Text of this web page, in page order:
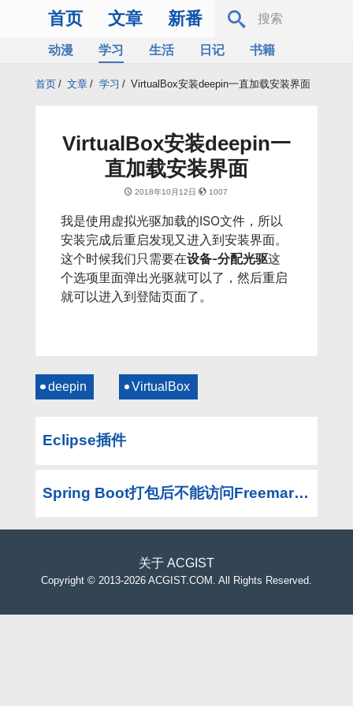
首页 文章 新番
动漫 学习 生活 日记
书籍
首页 / 文章 / 学习 / VirtualBox安装deepin一直加载安装界面
VirtualBox安装deepin一
直加载安装界面
2018年10月12日 1007
我是使用虚拟光驱加载的ISO文件，所以
安装完成后重启发现又进入到安装界面。
这个时候我们只需要在设备-分配光驱这
个选项里面弹出光驱就可以了，然后重启
就可以进入到登陆页面了。
deepin VirtualBox
Eclipse插件
Spring Boot打包后不能访问Freemarker
关于 ACGIST
Copyright © 2013-2026 ACGIST.COM. All Rights Reserved.